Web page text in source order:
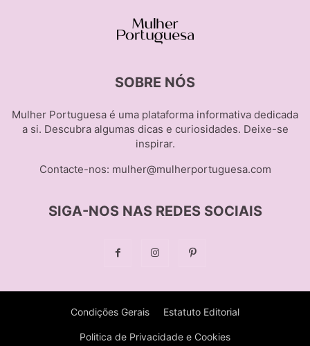
SOBRE NÓS
Mulher Portuguesa é uma plataforma informativa dedicada
a si. Descubra algumas dicas e curiosidades. Deixe-se
inspirar.
Contacte-nos: mulher@mulherportuguesa.com
SIGA-NOS NAS REDES SOCIAIS
Condições Gerais Estatuto Editorial
Politica de Privacidade e Cookies